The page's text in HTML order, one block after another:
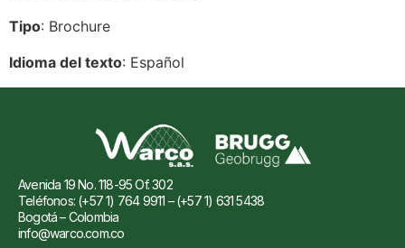
Tipo: Brochure
Idioma del texto: Español
Avenida 19 No. 118-95 Of. 302
Teléfonos: (+57 1) 764 9911 – (+57 1) 631 5438
Bogotá – Colombia
info@warco.com.co